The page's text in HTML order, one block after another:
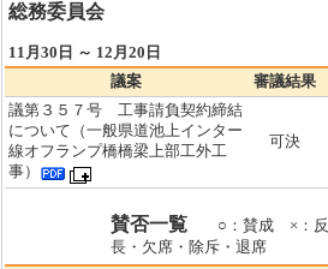
総務委員会
11月30日 ～ 12月20日
議案
審議結果
議第３５７号 工事請負契約締結
について（一般県道池上インター
線オフランプ橋橋梁上部工外工
事）
可決
賛否一覧
○：賛成 ×：
長・欠席・除斥・退席